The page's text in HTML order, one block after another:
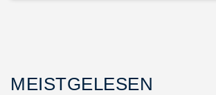
MEISTGELESEN